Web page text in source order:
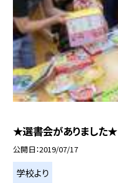
★選書会がありました★
公開日 2019/07/17
学校より